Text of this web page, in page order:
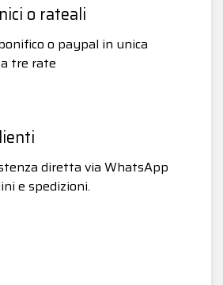
o rateali
o paypal in unica
tre rate
diretta via WhatsApp
e spedizioni.